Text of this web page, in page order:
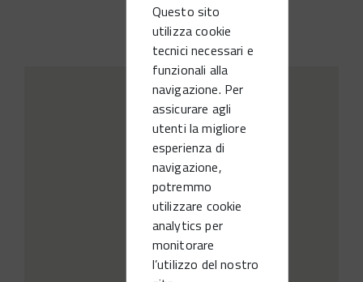
Questo sito
utilizza cookie
tecnici necessari e
funzionali alla
navigazione. Per
assicurare agli
utenti la migliore
esperienza di
navigazione,
potremmo
utilizzare cookie
analytics per
monitorare
l’utilizzo del nostro